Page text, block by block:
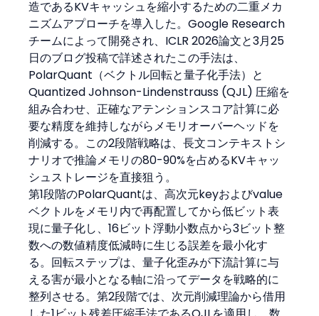
造であるKVキャッシュを縮小するための二重メカ
ニズムアプローチを導入した。Google Research
チームによって開発され、ICLR 2026論文と3月25
日のブログ投稿で詳述されたこの手法は、
PolarQuant（ベクトル回転と量子化手法）と
Quantized Johnson-Lindenstrauss (QJL) 圧縮を
組み合わせ、正確なアテンションスコア計算に必
要な精度を維持しながらメモリオーバーヘッドを
削減する。この2段階戦略は、長文コンテキストシ
ナリオで推論メモリの80-90%を占めるKVキャッ
シュストレージを直接狙う。
第1段階のPolarQuantは、高次元keyおよびvalue
ベクトルをメモリ内で再配置してから低ビット表
現に量子化し、16ビット浮動小数点から3ビット整
数への数値精度低減時に生じる誤差を最小化す
る。回転ステップは、量子化歪みが下流計算に与
える害が最小となる軸に沿ってデータを戦略的に
整列させる。第2段階では、次元削減理論から借用